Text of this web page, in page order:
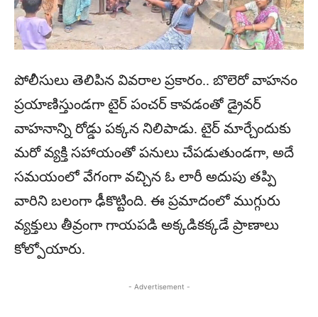
పోలీసులు తెలిపిన వివరాల ప్రకారం.. బొలెరో వాహనం
ప్రయాణిస్తుండగా టైర్ పంచర్ కావడంతో డ్రైవర్
వాహనాన్ని రోడ్డు పక్కన నిలిపాడు. టైర్ మార్చేందుకు
మరో వ్యక్తి సహాయంతో పనులు చేపడుతుండగా, అదే
సమయంలో వేగంగా వచ్చిన ఓ లారీ అదుపు తప్పి
వారిని బలంగా ఢీకొట్టింది. ఈ ప్రమాదంలో ముగ్గురు
వ్యక్తులు తీవ్రంగా గాయపడి అక్కడికక్కడే ప్రాణాలు
కోల్పోయారు.
- Advertisement -